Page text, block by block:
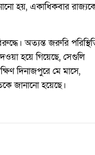
হয়, একাধিকবার
অত্যন্ত জরুরি
হয়ে গিয়েছে, সেগুলি
দিনাজপুরে মে মাসে,
জানানো হয়েছে।